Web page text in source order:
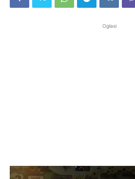
Oglasi